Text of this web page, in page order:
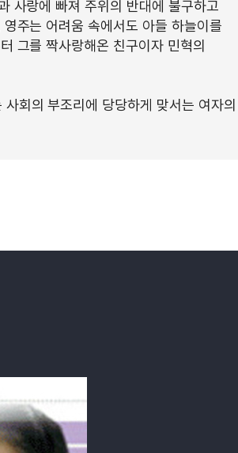
사랑에 빠져 주위의 반대에 불구하고
주는 어려움 속에서도 아들 하늘이를
그를 짝사랑해온 친구이자 민혁의
회의 부조리에 당당하게 맞서는 여자의